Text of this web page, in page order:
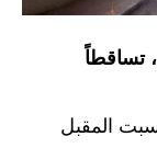
تساقطاً
المقبل